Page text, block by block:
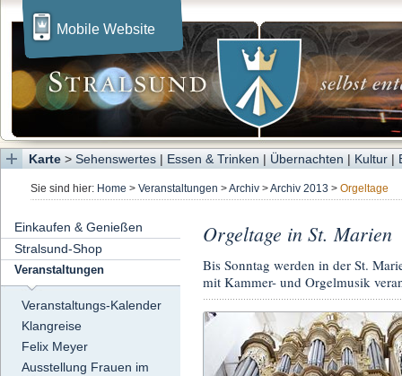
Mobile Website
Karte > Sehenswertes | Essen & Trinken | Übernachten | Kultur |
Sie sind hier: Home > Veranstaltungen >Archiv >Archiv 2013 > Orgeltage
Einkaufen & Genießen
Stralsund-Shop
Veranstaltungen
Veranstaltungs-Kalender
Klangreise
Felix Meyer
Ausstellung Frauen im
Orgeltage in St. Marien
Bis Sonntag werden in der St.
mit Kammer- und Orgelmusik